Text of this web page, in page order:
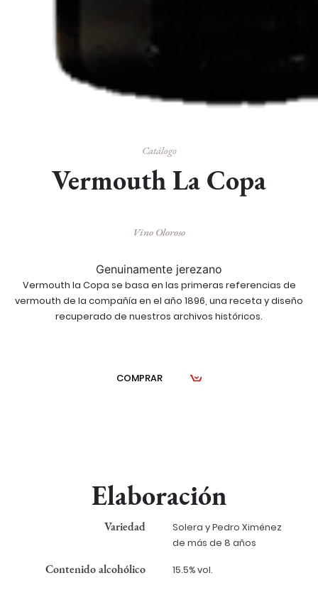
Catálogo
Vermouth La Copa
Vino Oloroso
Genuinamente jerezano
Vermouth la Copa se basa en las primeras referencias de
vermouth de la compañía en el año 1896, una receta y diseño
recuperado de nuestros archivos históricos.
COMPRAR
Elaboración
Variedad
Solera y Pedro Ximénez
de más de 8 años
Contenido alcohólico 15.5% vol.